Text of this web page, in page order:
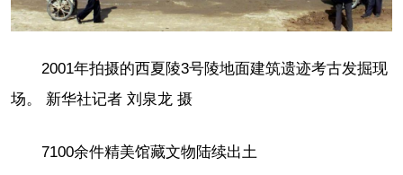
2001年拍摄的西夏陵3号陵地面建筑遗迹考古发掘现
场。 新华社记者 刘泉龙 摄
7100余件精美馆藏文物陆续出土